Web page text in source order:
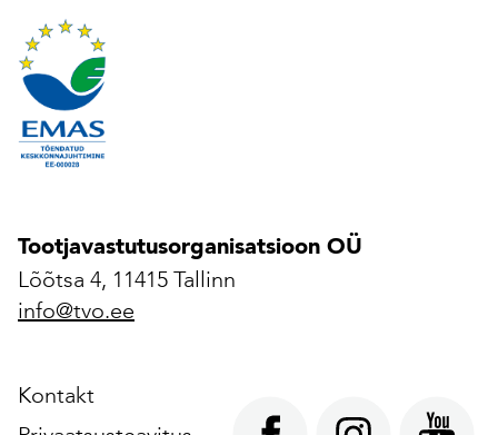
Tootjavastutusorganisatsioon OÜ
Lõõtsa 4, 11415 Tallinn
info@tvo.ee
Kontakt